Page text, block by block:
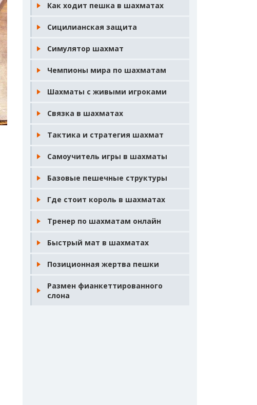
Как ходит пешка в шахматах
Сицилианская защита
Симулятор шахмат
Чемпионы мира по шахматам
Шахматы с живыми игроками
Связка в шахматах
Тактика и стратегия шахмат
Самоучитель игры в шахматы
Базовые пешечные структуры
Где стоит король в шахматах
Тренер по шахматам онлайн
Быстрый мат в шахматах
Позиционная жертва пешки
Размен фианкеттированного
слона